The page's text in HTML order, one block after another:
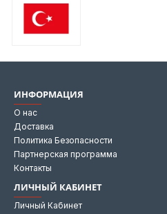
ИНФОРМАЦИЯ
О нас
Доставка
Политика Безопасности
Партнерская программа
Контакты
ЛИЧНЫЙ КАБИНЕТ
Личный Кабинет